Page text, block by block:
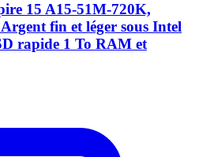
15 A15-51M-720K,
fin et léger sous Intel
rapide 1 To RAM et